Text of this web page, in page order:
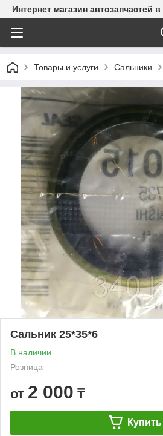
Интернет магазин автозапчастей в
Товары и услуги Сальники
Сальник 25*35*6
В наличии
Розница
от 2 000 ₸
Купить